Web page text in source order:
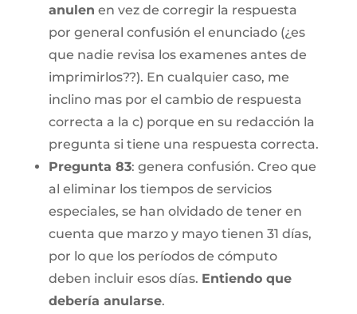
anulen en vez de corregir la respuesta
por general confusión el enunciado (¿es
que nadie revisa los examenes antes de
imprimirlos??). En cualquier caso, me
inclino mas por el cambio de respuesta
correcta a la c) porque en su redacción la
pregunta si tiene una respuesta correcta.
Pregunta 83: genera confusión. Creo que
al eliminar los tiempos de servicios
especiales, se han olvidado de tener en
cuenta que marzo y mayo tienen 31 días,
por lo que los períodos de cómputo
deben incluir esos días. Entiendo que
debería anularse.